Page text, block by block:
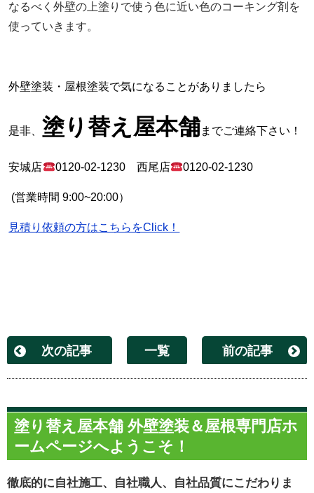
なるべく外壁の上塗りで使う色に近い色のコーキング剤を
使っていきます。
外壁塗装・屋根塗装で気になることがありましたら
是非、 塗り替え屋本舗までご連絡下さい！
安城店 0120-02-1230西尾店 0120-02-1230
(営業時間 9:00~20:00）
見積り依頼の方はこちらをClick！
次の記事 一覧 前の記事
塗り替え屋本舗 外壁塗装＆屋根専門店ホ
ームページへようこそ！
徹底的に自社施工、自社職人、自社品質にこだわりま